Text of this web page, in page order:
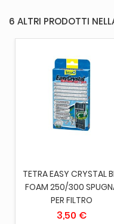
6 ALTRI PRODOTTI
TETRA EASY CRYSTAL
FOAM 250/300
PER FILTRO
3,50 €